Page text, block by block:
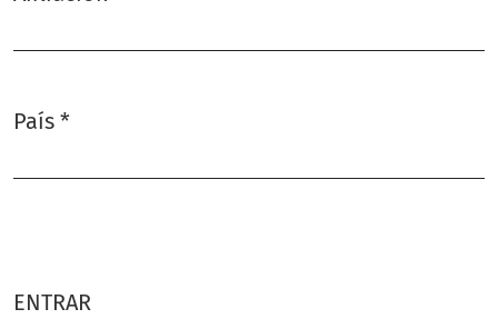
País *
ENTRAR